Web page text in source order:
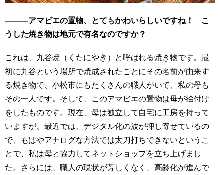
―――アマビエの置物、とてもかわいらしいですね！ こ
うした焼き物は地元で有名なのですか？
これは、九谷焼（くたにやき）と呼ばれる焼き物です。最
初に九谷という場所で焼成されたことにその名前が由来す
る焼き物で、小松市にもたくさんの職人がいて、私の母も
その一人です。そして、このアマビエの置物は母が絵付け
をしたものです。現在、母は独立して自宅に工房を持って
いますが、最近では、デジタル化の波が押し寄せているの
で、もはやアナログな方法では太刀打ちできないというこ
とで、私は母と協力してネットショップを立ち上げまし
た。さらには、職人の現状が芳しくなく、高齢化が進んで